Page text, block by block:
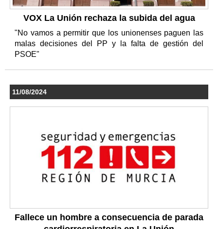
VOX La Unión rechaza la subida del agua
"No vamos a permitir que los unionenses paguen las
malas decisiones del PP y la falta de gestión del
PSOE"
11/08/2024
Fallece un hombre a consecuencia de parada